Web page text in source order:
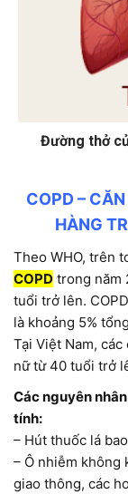
Đường thở
COPD –
HÀNG
Theo WHO, trên
COPD trong năm
tuổi trở lên.
là khoảng 5%
Tại Việt Nam, các
nữ từ 40 tuổi trở
Các nguyên
tính:
– Hút thuốc lá
– Ô nhiễm không
giao thông, các